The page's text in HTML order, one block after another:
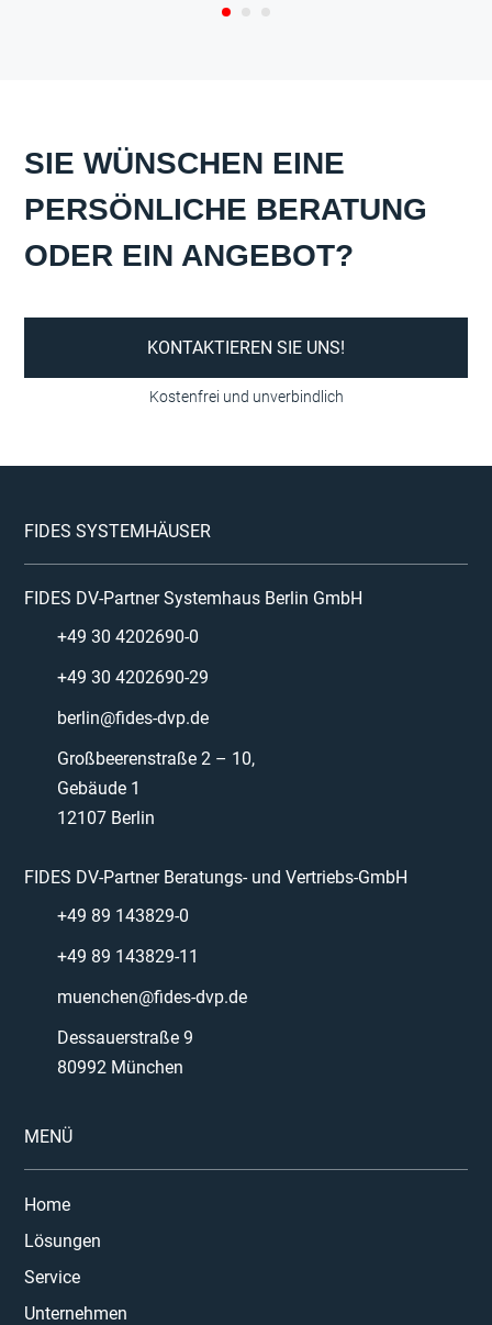
SIE WÜNSCHEN EINE
PERSÖNLICHE BERATUNG
ODER EIN ANGEBOT?
KONTAKTIEREN SIE UNS!
FIDES SYSTEMHÄUSER
FIDES DV-Partner Systemhaus Berlin GmbH
+49 30 4202690-0
+49 30 4202690-29
berlin@fides-dvp.de
Großbeerenstraße 2 – 10,
Gebäude 1
12107 Berlin
FIDES DV-Partner Beratungs- und Vertriebs-GmbH
+49 89 143829-0
+49 89 143829-11
muenchen@fides-dvp.de
Dessauerstraße 9
80992 München
MENÜ
Home
Lösungen
Service
Unternehmen